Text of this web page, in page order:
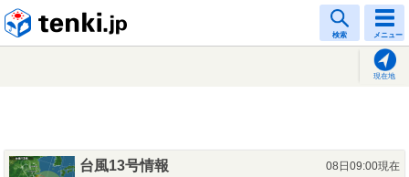
検索 メニュー
現在地
台風13号情報
08日09:00現在